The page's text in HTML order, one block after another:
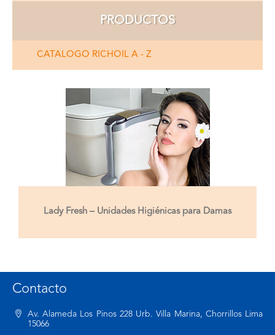
PRODUCTOS
CATALOGO RICHOIL A - Z
Lady Fresh – Unidades Higiénicas para Damas
Contacto
Av. Alameda Los Pinos 228 Urb. Villa Marina, Chorrillos Lima
15066